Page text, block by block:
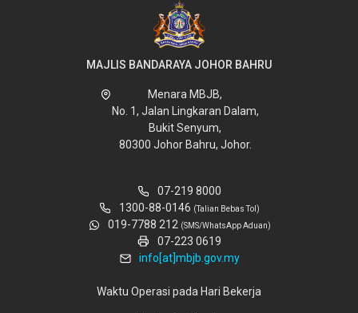
MAJLIS BANDARAYA JOHOR BAHRU
Menara MBJB,
No. 1, Jalan Lingkaran Dalam,
Bukit Senyum,
80300 Johor Bahru, Johor.
07-219 8000
1300-88-0146 (Talian Bebas Tol)
019-7788 212 (SMS/WhatsApp Aduan)
07-223 0619
info[at]mbjb.gov.my
Waktu Operasi pada Hari Bekerja